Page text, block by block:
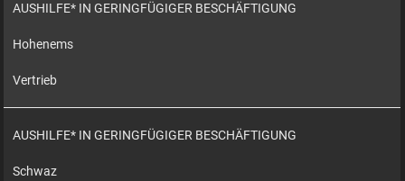
AUSHILFE* IN GERINGFÜGIGER BESCHÄFTIGUNG
Hohenems
Vertrieb
AUSHILFE* IN GERINGFÜGIGER BESCHÄFTIGUNG
Schwaz